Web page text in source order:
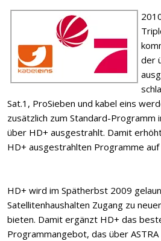
der
Sat.1, ProSieben und kabel eins
zusätzlich zum Standard-Programm
über HD+ ausgestrahlt. Damit
HD+ ausgestrahlten Programme auf
HD+ wird im Spätherbst 2009
Satellitenhaushalten Zugang zu
bieten. Damit ergänzt HD+ das
Programmangebot, das über